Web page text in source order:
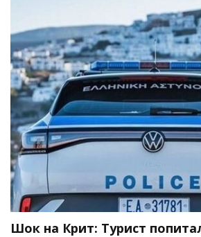
Шок на Крит: Турист